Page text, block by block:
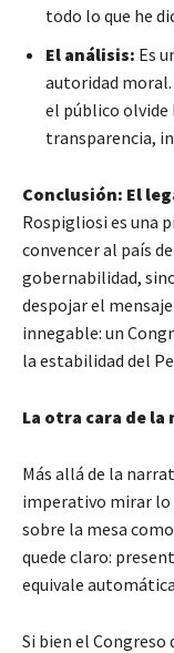
todo lo que he
El análisis: Es
autoridad
el público olvide
transparencia,
Conclusión: El
Rospigliosi es una
convencer al país
gobernabilidad,
despojar el
innegable: un
la estabilidad del
La otra cara de la
Más allá de la
imperativo mirar lo
sobre la mesa
quede claro:
equivale
Si bien el